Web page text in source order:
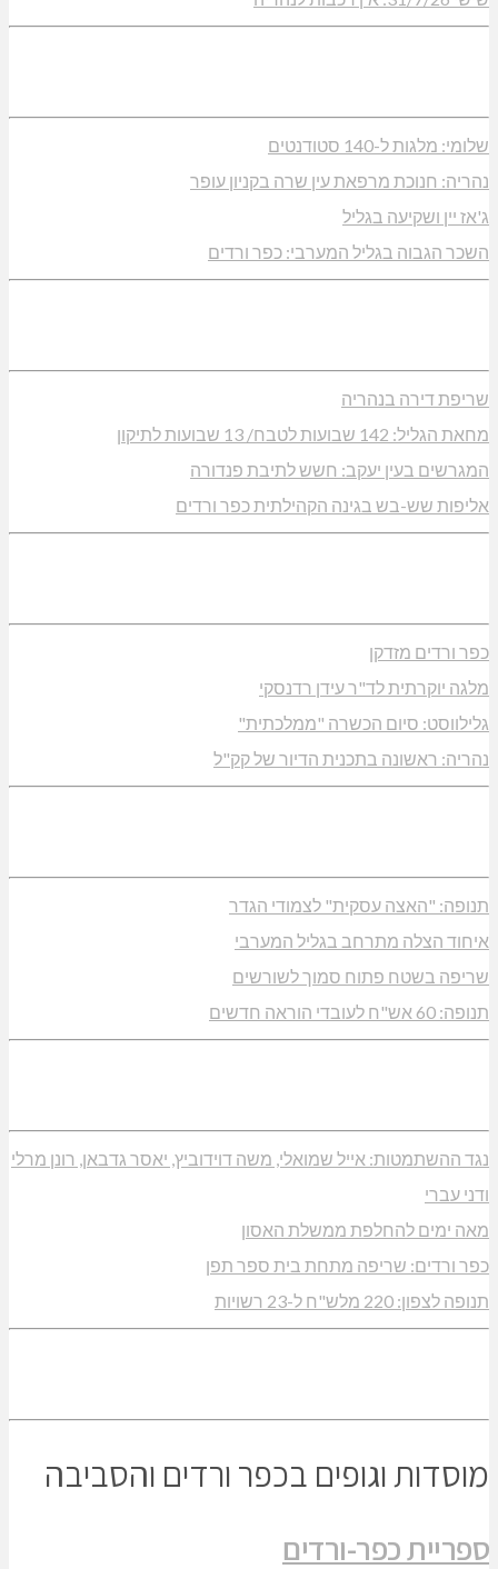
שלומי: מלגות ל-140 סטודנטים
נהריה: חנוכת מרפאת עין שרה בקניון עופר
ג'אז יין ושקיעה בגליל
השכר הגבוה בגליל המערבי: כפר ורדים
שריפת דירה בנהריה
מחאת הגליל: 142 שבועות לטבח/ 13 שבועות לתיקון
המגרשים בעין יעקב: חשש לתיבת פנדורה
אליפות שש-בש בגינה הקהילתית כפר ורדים
כפר ורדים מזדקן
מלגה יוקרתית לד"ר עידן רדנסקי
גלילווסט: סיום הכשרה "ממלכתית"
נהריה: ראשונה בתכנית הדיור של קק"ל
תנופה: "האצה עסקית" לצמודי הגדר
איחוד הצלה מתרחב בגליל המערבי
שריפה בשטח פתוח סמוך לשורשים
תנופה: 60 אש"ח לעובדי הוראה חדשים
נגד ההשתמטות: אייל שמואלי, משה דוידוביץ, יאסר גדבאן, רונן מרלי
ודני עברי
מאה ימים להחלפת ממשלת האסון
כפר ורדים: שריפה מתחת בית ספר תפן
תנופה לצפון: 220 מלש"ח ל-23 רשויות
מוסדות וגופים בכפר ורדים והסביבה
ספריית כפר-ורדים